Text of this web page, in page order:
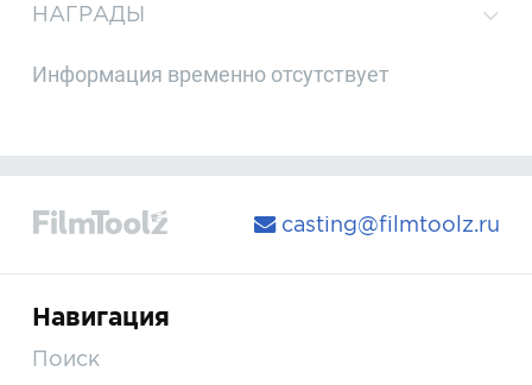
НАГРАДЫ
Информация временно отсутствует
casting@filmtoolz.ru
Навигация
Поиск